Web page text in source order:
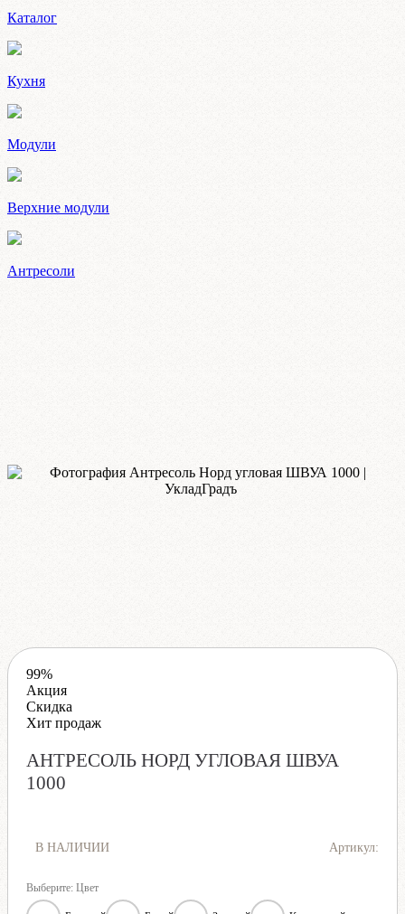
Каталог
Кухня
Модули
Верхние модули
Антресоли
99%
Акция
Скидка
Хит продаж
АНТРЕСОЛЬ НОРД УГЛОВАЯ ШВУА
1000
В НАЛИЧИИ Артикул:
Выберите: Цвет